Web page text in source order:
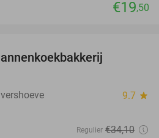
€19,50
9.7 star
Regulier €34,10